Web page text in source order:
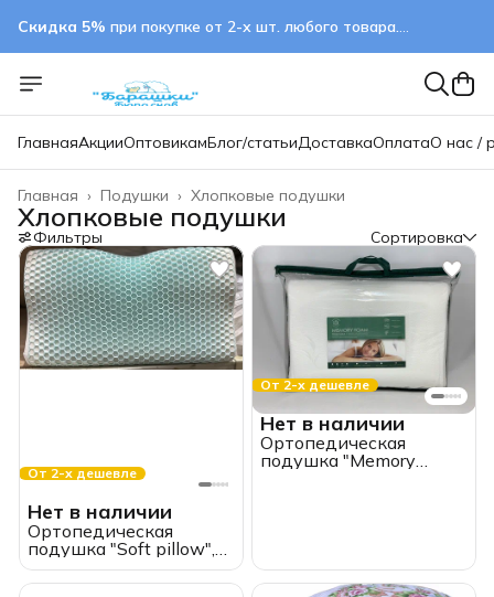
Скидка 5% при покупке от 2-х шт. любого товара.
ГлавнаяАкцииОптовикамБлог/статьиДоставкаОплатаО нас /
Хлопковые подушки
Подушки ›
Главная ›
Хлопковые подушки
Фильтры Сортировка
От 2-х дешевле
Нет в наличии
Ортопедическая
подушка "Soft pillow",
60*33*10, с массажным
эффектом, латекс
От 2-х дешевле
Нет в наличии
Ортопедическая
подушка "Memory